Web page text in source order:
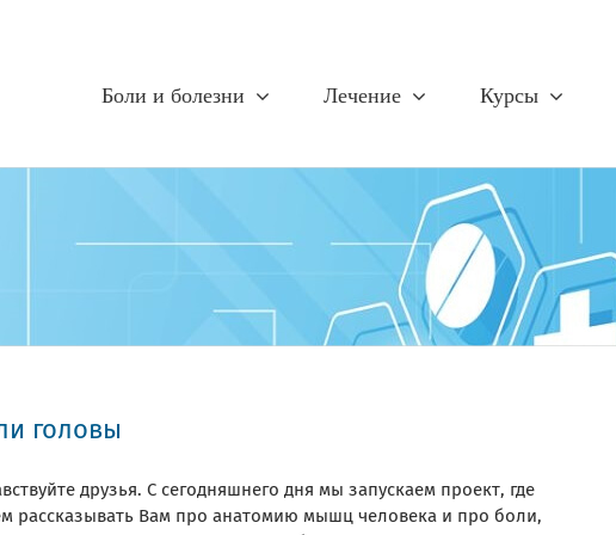
Боли и болезни Лечение Курсы
головы
друзья. С сегодняшнего дня мы запускаем проект, где
рассказывать Вам про анатомию мышц человека и про боли,